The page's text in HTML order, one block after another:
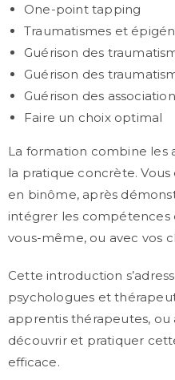
One-point tapping
Traumatismes et
Guérison des
Guérison des
Guérison des
Faire un choix optimal
La formation combine les
la pratique concrète.
en binôme, après
intégrer les compétences
vous-même, ou avec vos
Cette introduction
psychologues et
apprentis thérapeutes,
découvrir et pratiquer
efficace.